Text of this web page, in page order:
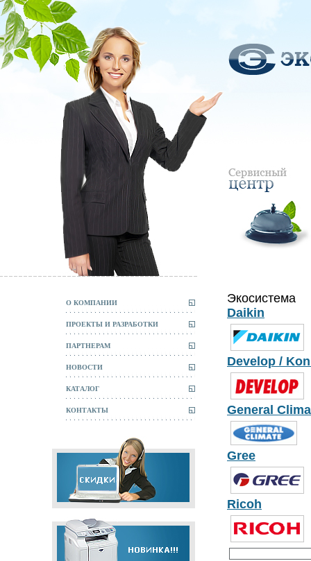
О КОМПАНИИ
ПРОЕКТЫ И РАЗРАБОТКИ
ПАРТНЕРАМ
НОВОСТИ
КАТАЛОГ
КОНТАКТЫ
Экосистема
Daikin
Develop /
General
Gree
Ricoh